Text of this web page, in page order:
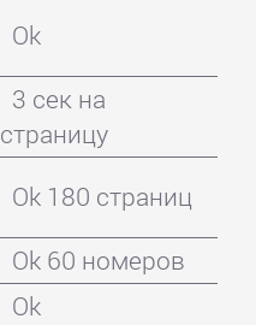
Ok
3 сек на
страницу
Ok 180 страниц
Ok 60 номеров
Ok